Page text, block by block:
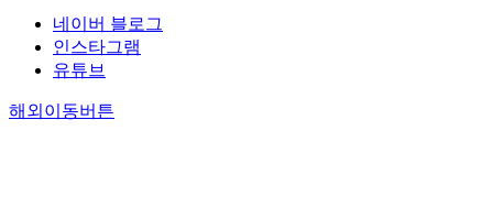
네이버 블로그
인스타그램
유튜브
해외이동버튼